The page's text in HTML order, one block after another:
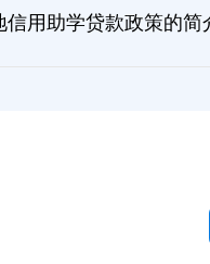
用助学贷款政策的简